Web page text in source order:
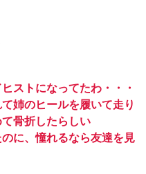
ストになってたわ・・・
姉のヒールを履いて走り
骨折したらしい
に、憧れるなら友達を見